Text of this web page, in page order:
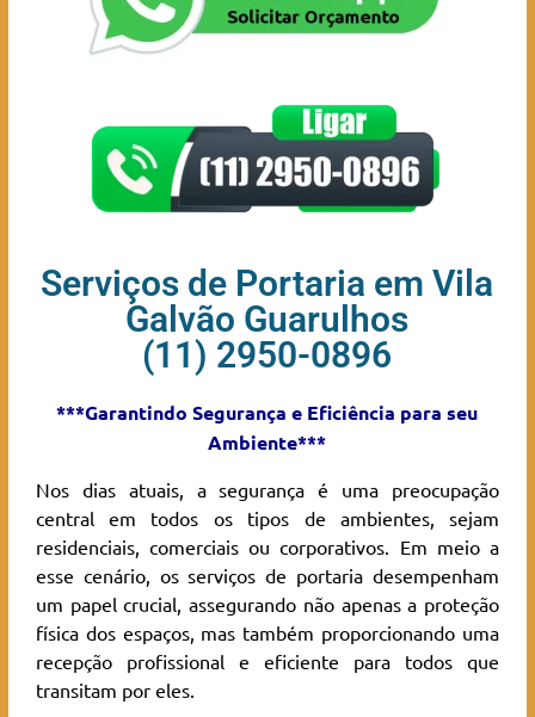
Serviços de Portaria em Vila
Galvão Guarulhos
(11) 2950-0896
***Garantindo Segurança e Eficiência para seu
Ambiente***
Nos dias atuais, a segurança é uma preocupação
central em todos os tipos de ambientes, sejam
residenciais, comerciais ou corporativos. Em meio a
esse cenário, os serviços de portaria desempenham
um papel crucial, assegurando não apenas a proteção
física dos espaços, mas também proporcionando uma
recepção profissional e eficiente para todos que
transitam por eles.